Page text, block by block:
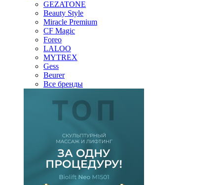
GEZATONE
Beauty Style
Miracle Premium
CF Magic
Foreo
LALOO
MYTREX
Gess
Beurer
Все бренды